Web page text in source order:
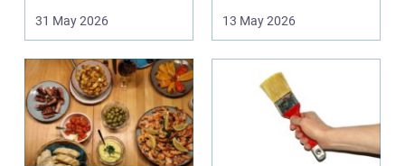
31 May 2026 13 May 2026